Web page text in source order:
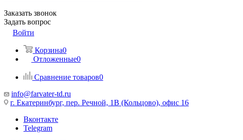
Заказать звонок
Задать вопрос
Войти
Корзина0
Отложенные0
Сравнение товаров0
info@farvater-td.ru
г. Екатеринбург, пер. Речной, 1В (Кольцово), офис 16
Вконтакте
Telegram